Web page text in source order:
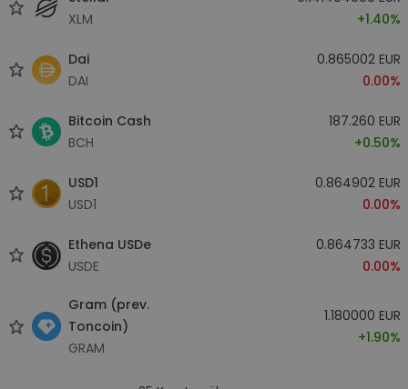
XLM
+1.40%
Dai
DAI
0.865002 EUR
0.00%
Bitcoin Cash
BCH
187.260 EUR
+0.50%
USD1
USD1
0.864902 EUR
0.00%
Ethena USDe
USDE
0.864733 EUR
0.00%
Gram (prev.
Toncoin)
GRAM
1.180000 EUR
+1.90%